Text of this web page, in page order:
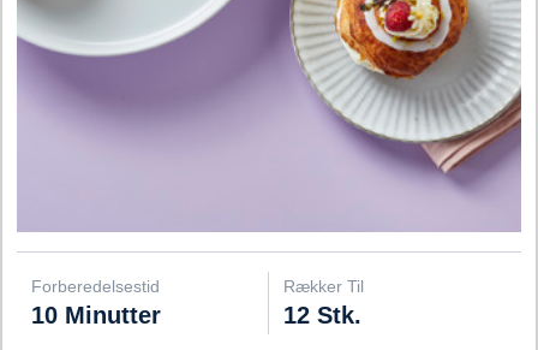
Forberedelsestid
10 Minutter
Rækker Til
12 Stk.